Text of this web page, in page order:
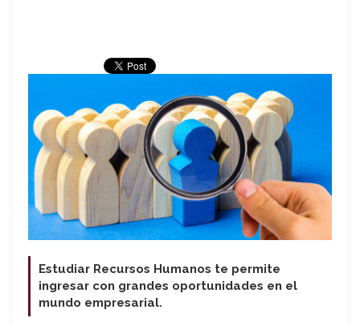
Estudiar Recursos Humanos te permite
ingresar con grandes oportunidades en el
mundo empresarial.